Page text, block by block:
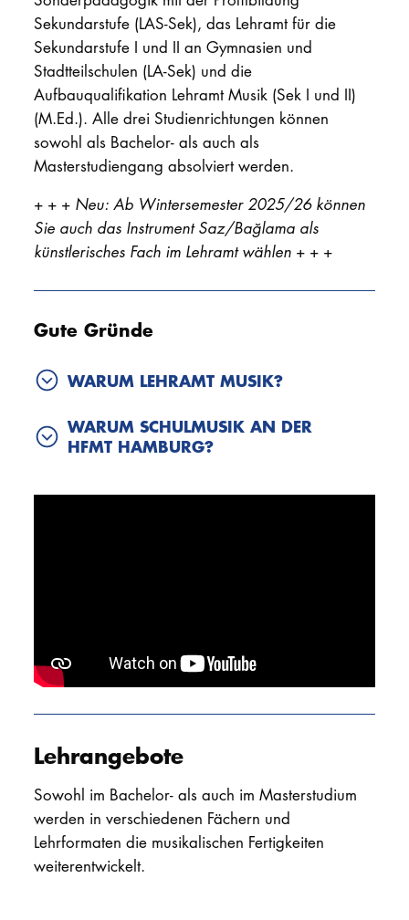
Sekundarstufe (LAS-Sek), das Lehramt für die
Sekundarstufe I und II an Gymnasien und
Stadtteilschulen (LA-Sek) und die
Aufbauqualifikation Lehramt Musik (Sek I und II)
(M.Ed.). Alle drei Studienrichtungen können
sowohl als Bachelor- als auch als
Masterstudiengang absolviert werden.
+ + + Neu: Ab Wintersemester 2025/26 können
Sie auch das Instrument Saz/Bağlama als
künstlerisches Fach im Lehramt wählen+ + +
Gute Gründe
WARUM LEHRAMT MUSIK?
WARUM SCHULMUSIK AN DER
HFMT HAMBURG?
Lehrangebote
Sowohl im Bachelor- als auch im Masterstudium
werden in verschiedenen Fächern und
Lehrformaten die musikalischen Fertigkeiten
weiterentwickelt.